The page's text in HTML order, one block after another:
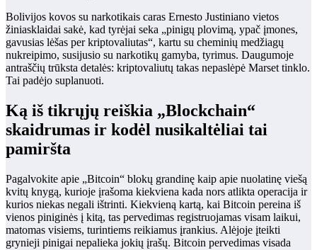
Bolivijos kovos su narkotikais caras Ernesto Justiniano vietos
žiniasklaidai sakė, kad tyrėjai seka „pinigų plovimą, ypač įmones,
gavusias lėšas per kriptovaliutas“, kartu su cheminių medžiagų
nukreipimo, susijusio su narkotikų gamyba, tyrimus. Daugumoje
antraščių trūksta detalės: kriptovaliutų takas nepaslėpė Marset tinklo.
Tai padėjo suplanuoti.
Ką iš tikrųjų reiškia „Blockchain“
skaidrumas ir kodėl nusikaltėliai tai
pamiršta
Pagalvokite apie „Bitcoin“ blokų grandinę kaip apie nuolatinę viešą
kvitų knygą, kurioje įrašoma kiekviena kada nors atlikta operacija ir
kurios niekas negali ištrinti. Kiekvieną kartą, kai Bitcoin pereina iš
vienos piniginės į kitą, tas pervedimas registruojamas visam laikui,
matomas visiems, turintiems reikiamus įrankius. Alėjoje įteikti
grynieji pinigai nepalieka jokių įrašų. Bitcoin pervedimas visada